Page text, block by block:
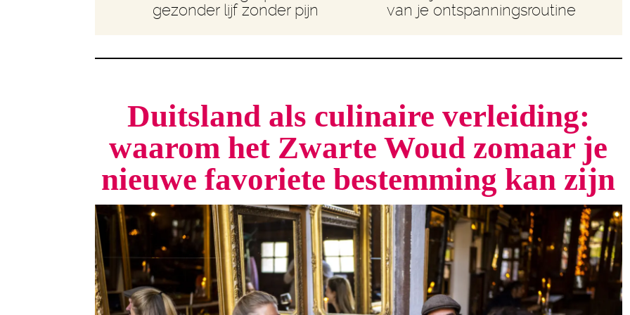
gezonder lijf zonder pijn
van je ontspanningsroutine
Duitsland als culinaire verleiding:
waarom het Zwarte Woud zomaar je
nieuwe favoriete bestemming kan zijn